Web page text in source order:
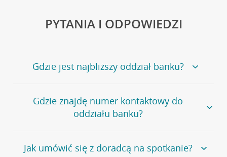
PYTANIA I ODPOWIEDZI
Gdzie jest najbliższy oddział banku?
Jeśli szukasz oddziału naszego banku, zapraszamy na
stronęPlacówki i bankomaty, na której znajduje się
wygodna wyszukiwarka.
oddziałów
Gdzie znajdę numer kontaktowy do
oddziału banku?
Bank Credit Agricole nie udostępnia ogólnego numeru
telefonu do placówki bankowej.
Jak umówić się z doradcą na spotkanie?